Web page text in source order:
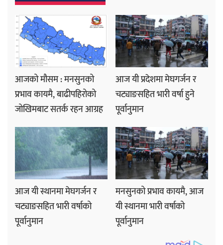
आजको मौसम : मनसुनको
प्रभाव कायमै, बाढीपहिरोको
जोखिमबाट सतर्क रहन आग्रह
आज यी प्रदेशमा मेघगर्जन र
चट्याङसहित भारी वर्षा हुने
पूर्वानुमान
आज यी स्थानमा मेघगर्जन र
चट्याङसहित भारी वर्षाको
पूर्वानुमान
मनसुनको प्रभाव कायमै, आज
यी स्थानमा भारी वर्षाको
पूर्वानुमान